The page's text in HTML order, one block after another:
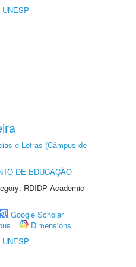
e Letras (Câmpus de
DE EDUCAÇÃO
RDIDP Academic
Google Scholar
Dimensions